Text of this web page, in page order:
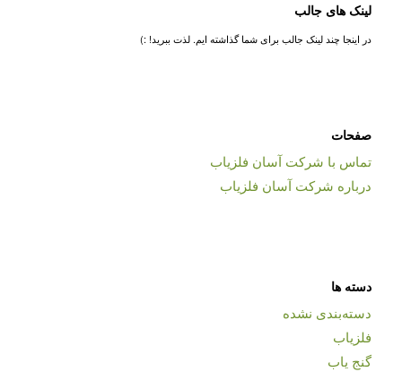
لینک های جالب
در اینجا چند لینک جالب برای شما گذاشته ایم. لذت ببرید! :)
صفحات
تماس با شرکت آسان فلزیاب
درباره شرکت آسان فلزیاب
دسته ها
دسته‌بندی نشده
فلزیاب
گنج یاب